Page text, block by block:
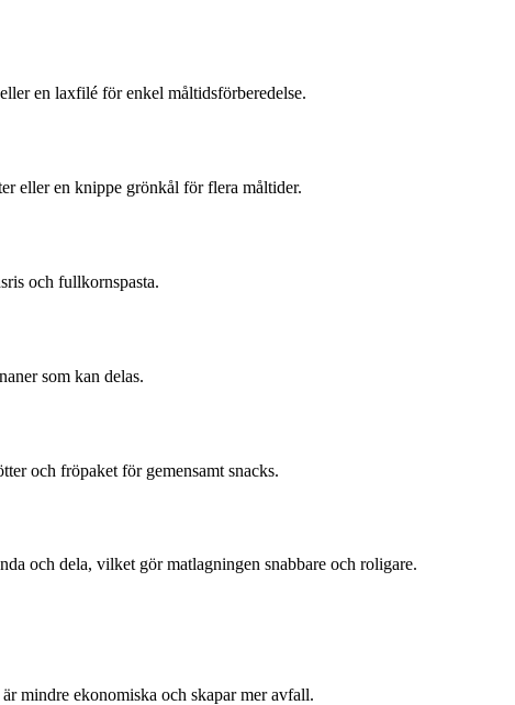
en laxfilé för enkel måltidsförberedelse.
eller en knippe grönkål för flera måltider.
och fullkornspasta.
som kan delas.
och fröpaket för gemensamt snacks.
och dela, vilket gör matlagningen snabbare och roligare.
mindre ekonomiska och skapar mer avfall.